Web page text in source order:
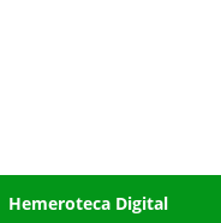
Hemeroteca Digital